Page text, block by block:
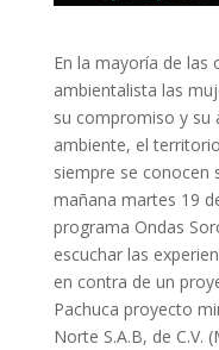
En la mayoría de las
ambientalista las
su compromiso y su
ambiente, el
siempre se conocen
mañana martes 19
programa Ondas
escuchar las
en contra de un
Pachuca proyecto
Norte S.A.B, de C.V.